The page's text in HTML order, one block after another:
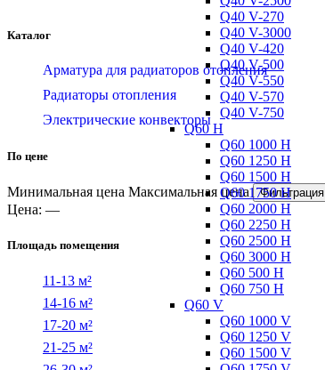
Q40 V-270
Q40 V-3000
Q40 V-420
Q40 V-500
Q40 V-550
Q40 V-570
Q40 V-750
Q60 H
Q60 1000 H
Q60 1250 H
Q60 1500 H
Q60 1750 H
Q60 2000 H
Q60 2250 H
Q60 2500 H
Q60 3000 H
Q60 500 H
Q60 750 H
Q60 V
Q60 1000 V
Q60 1250 V
Q60 1500 V
Каталог
Арматура для радиаторов отопления
Радиаторы отопления
Электрические конвекторы
По цене
Минимальная цена Максимальная цена Фильтрация
Цена: —
Площадь помещения
11-13 м²
14-16 м²
17-20 м²
21-25 м²